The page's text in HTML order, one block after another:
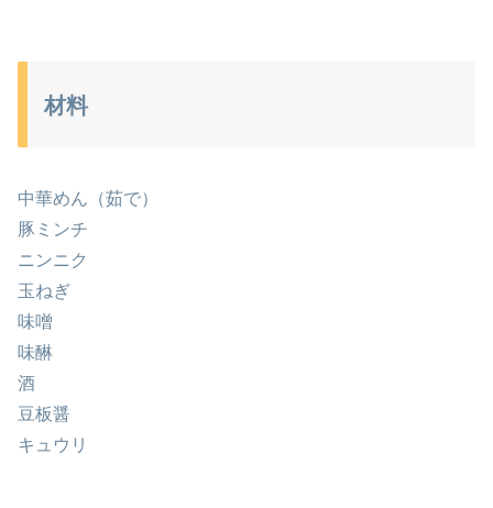
材料
中華めん（茹で）
豚ミンチ
ニンニク
玉ねぎ
味噌
味醂
酒
豆板醤
キュウリ